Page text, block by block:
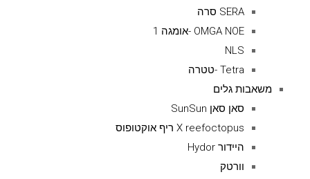
SERA סרה
OMGA NOE -אומגה 1
NLS
Tetra -טטרה
משאבות גלים
סאן סאן SunSun
X reefoctopus ריף אוקטופוס
היידור Hydor
וורטק